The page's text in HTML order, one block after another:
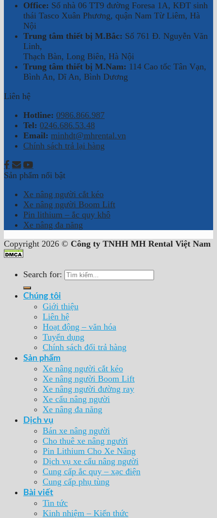
Office: Số nhà 06 TT9 đường Foresa 1A, KĐT sinh
thái Tasco Xuân Phương, quận Nam Từ Liêm, Hà
Nội
Trung tâm thiết bị M.Bắc: Số 761 Đ. Nguyễn Văn
Linh,
Thạch Bàn, Long Biên, Hà Nội
Trung tâm thiết bị M.Nam: 114 Cao tốc Tân Vạn,
Bình An, Dĩ An, Bình Dương
Liên hệ
Hotline: 0986.866.987
Tel: 0246.686.53.48
Email: minhdt@mhrental.vn
Chính sách trả lại hàng
Sản phẩm nổi bật
Xe nâng người cắt kéo
Xe nâng người Boom Lift
Pin lithium – ắc quy khô
Xe nâng đa năng
Copyright 2026 © Công ty TNHH MH Rental Việt Nam
Search for:
Chúng tôi
Giới thiệu
Liên hệ
Hoạt động – văn hóa
Tuyển dụng
Chính sách đổi trả hàng
Sản phẩm
Xe nâng người cắt kéo
Xe nâng người Boom Lift
Xe nâng người đường ray
Xe cẩu nâng người
Xe nâng đa năng
Dịch vụ
Bán xe nâng người
Cho thuê xe nâng người
Pin Lithium Cho Xe Nâng
Dịch vụ xe cẩu nâng người
Cung cấp ắc quy – xạc điện
Cung cấp phụ tùng
Bài viết
Tin tức
Kinh nhiệm – Kiến thức